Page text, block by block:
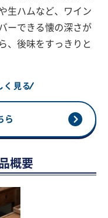
生ハムなど、ワイン
ーできる懐の深さが
、後味をすっきりと
く見る
ら
概要